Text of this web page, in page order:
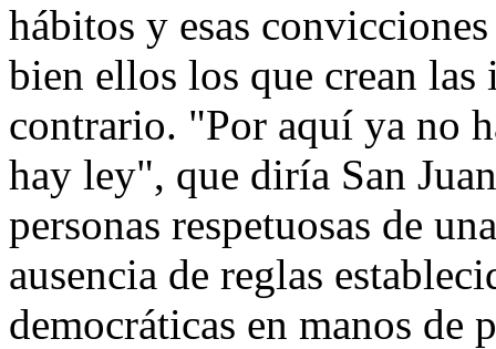
hábitos y esas
bien ellos los que crean
contrario. "Por aquí ya no
hay ley", que diría San
personas respetuosas de
ausencia de reglas
democráticas en manos de